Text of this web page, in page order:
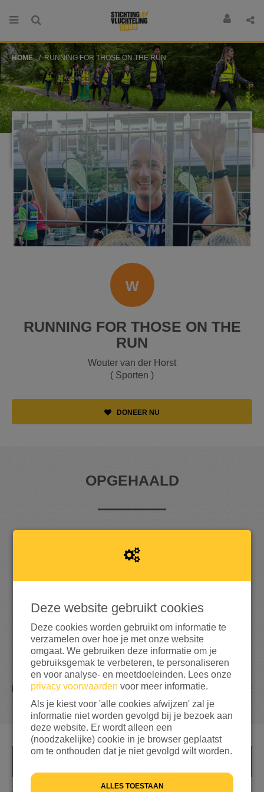
HOME RUNNING FOR THOSE ON THE RUN
W
RUNNING FOR THOSE ON THE
RUN
Wouter van der Horst
( Sporten )
DONEER NU
OPGEHAALD
7
22
DONATIES
Deze website gebruikt cookies
Deze cookies worden gebruikt om informatie te
verzamelen over hoe je met onze website
omgaat. We gebruiken deze informatie om je
gebruiksgemak te verbeteren, te personaliseren
en voor analyse- en meetdoeleinden. Lees onze
privacy voorwaarden voor meer informatie.
Als je kiest voor 'alle cookies afwijzen' zal je
informatie niet worden gevolgd bij je bezoek aan
deze website. Er wordt alleen een
(noodzakelijke) cookie in je browser geplaatst
om te onthouden dat je niet gevolgd wilt worden.
ALLES TOESTAAN